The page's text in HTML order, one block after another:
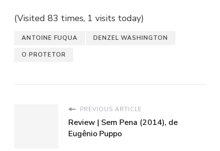
(Visited 83 times, 1 visits today)
ANTOINE FUQUA DENZEL WASHINGTON
O PROTETOR
PREVIOUS ARTICLE
Review | Sem Pena (2014), de
Eugênio Puppo